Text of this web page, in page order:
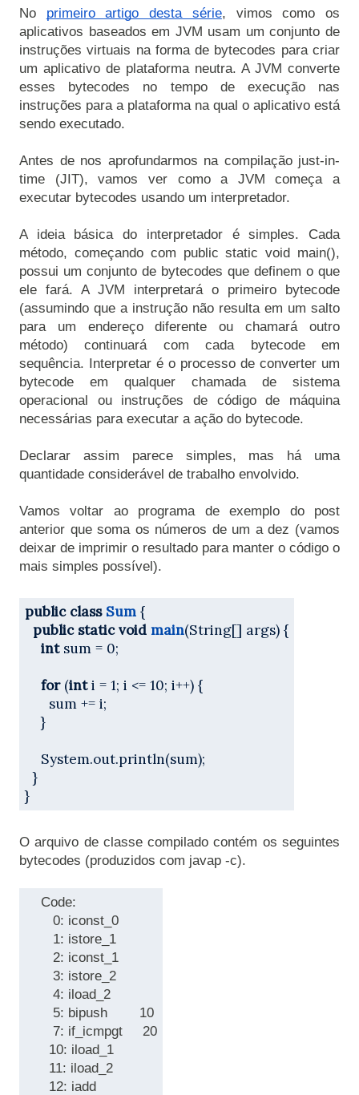
No primeiro artigo desta série, vimos como os
aplicativos baseados em JVM usam um conjunto de
instruções virtuais na forma de bytecodes para criar
um aplicativo de plataforma neutra. A JVM converte
esses bytecodes no tempo de execução nas
instruções para a plataforma na qual o aplicativo está
sendo executado.
Antes de nos aprofundarmos na compilação just-in-
time (JIT), vamos ver como a JVM começa a
executar bytecodes usando um interpretador.
A ideia básica do interpretador é simples. Cada
método, começando com public static void main(),
possui um conjunto de bytecodes que definem o que
ele fará. A JVM interpretará o primeiro bytecode
(assumindo que a instrução não resulta em um salto
para um endereço diferente ou chamará outro
método) continuará com cada bytecode em
sequência. Interpretar é o processo de converter um
bytecode em qualquer chamada de sistema
operacional ou instruções de código de máquina
necessárias para executar a ação do bytecode.
Declarar assim parece simples, mas há uma
quantidade considerável de trabalho envolvido.
Vamos voltar ao programa de exemplo do post
anterior que soma os números de um a dez (vamos
deixar de imprimir o resultado para manter o código o
mais simples possível).
public class Sum {
public static void main(String[] args) {
int sum = 0;
for (int i = 1; i <= 10; i++) {
sum += i;
}
System.out.println(sum);
}
}
O arquivo de classe compilado contém os seguintes
bytecodes (produzidos com javap -c).
Code:
0: iconst_0
1: istore_1
2: iconst_1
3: istore_2
4: iload_2
5: bipush        10
7: if_icmpgt     20
10: iload_1
11: iload_2
12: iadd